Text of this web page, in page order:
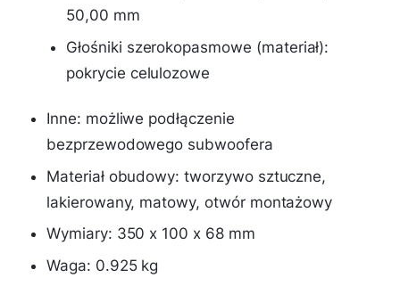
50,00 mm
Głośniki szerokopasmowe (materiał):
pokrycie celulozowe
Inne: możliwe podłączenie
bezprzewodowego subwoofera
Materiał obudowy: tworzywo sztuczne,
lakierowany, matowy, otwór montażowy
Wymiary: 350 x 100 x 68 mm
Waga: 0.925 kg